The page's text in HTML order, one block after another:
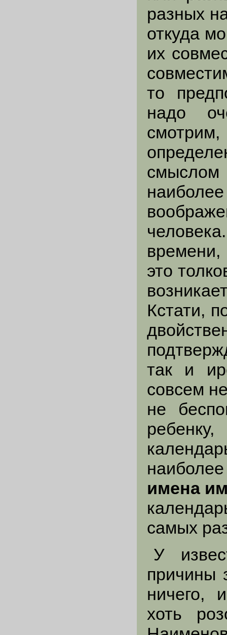
разных
откуда
их
то
надо
смыслом
это
Кстати,
так и
совсем
не
имена
самых
У
причины
ничего,
хоть